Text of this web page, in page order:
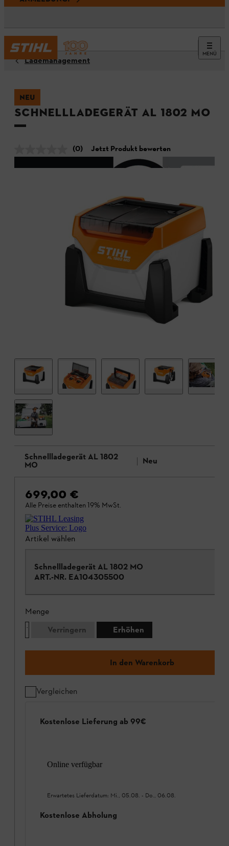
MENÜ
Lademanagement
NEU
Schnellladegerät AL 1802 MO
(0) Jetzt Produkt bewerten
Schnellladegerät AL 1802
MO Neu
699,00 €
Alle Preise enthalten 19% MwSt.
Artikel wählen
Schnellladegerät AL 1802 MO
ART.-NR. EA104305500
Menge
Verringern
Erhöhen
In den Warenkorb
Vergleichen
Kostenlose Lieferung ab 99€
Online verfügbar
Erwartetes Lieferdatum: Mi., 05.08. - Do., 06.08.
Kostenlose Abholung